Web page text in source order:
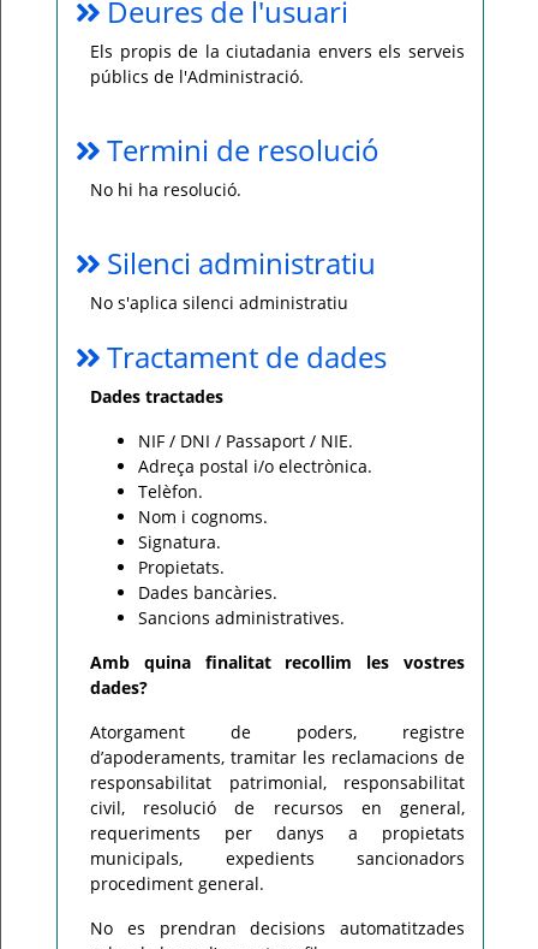
Deures de l'usuari
Els propis de la ciutadania envers els serveis
públics de l'Administració.
Termini de resolució
No hi ha resolució.
Silenci administratiu
No s'aplica silenci administratiu
Tractament de dades
Dades tractades
NIF / DNI / Passaport / NIE.
Adreça postal i/o electrònica.
Telèfon.
Nom i cognoms.
Signatura.
Propietats.
Dades bancàries.
Sancions administratives.
Amb quina finalitat recollim les vostres
dades?
Atorgament de poders, registre
d’apoderaments, tramitar les reclamacions de
responsabilitat patrimonial, responsabilitat
civil, resolució de recursos en general,
requeriments per danys a propietats
municipals, expedients sancionadors
procediment general.
No es prendran decisions automatitzades